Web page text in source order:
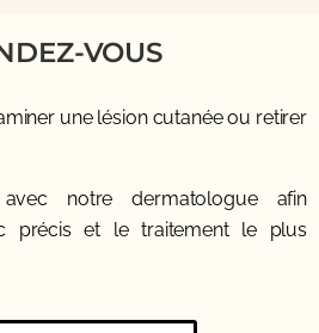
VOUS
une lésion cutanée ou retirer
avec notre dermatologue afin
précis et le traitement le plus